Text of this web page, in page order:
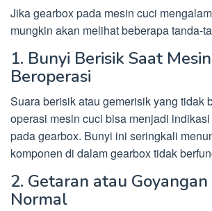
Jika gearbox pada mesin cuci
mungkin akan melihat beberapa tanda-
1. Bunyi Berisik Saat
Beroperasi
Suara berisik atau gemerisik yang tidak
operasi mesin cuci bisa menjadi
pada gearbox. Bunyi ini seringkali
komponen di dalam gearbox tidak
2. Getaran atau
Normal